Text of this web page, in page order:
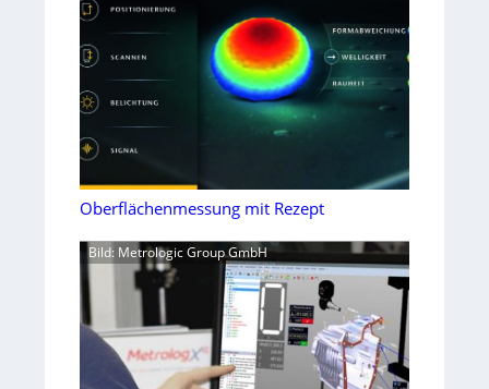
Oberflächenmessung mit Rezept
Bild: Metrologic Group GmbH